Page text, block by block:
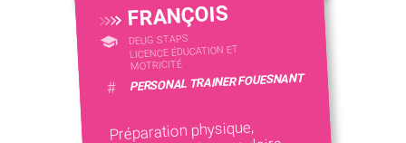
FRANÇOIS
DEUG STAPS
LICENCE ÉDUCATION ET
MOTRICITÉ
# PERSONAL TRAINER FOUESNANT
Préparation physique,